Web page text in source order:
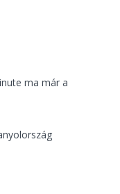
ma már a